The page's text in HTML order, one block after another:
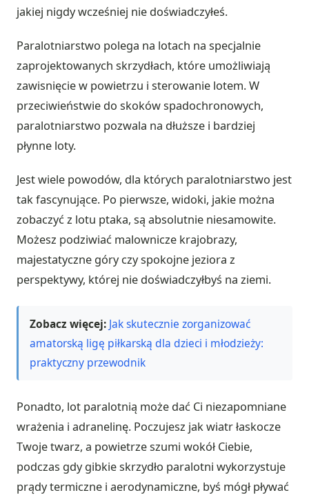
jakiej nigdy wcześniej nie doświadczyłeś.
Paralotniarstwo polega na lotach na specjalnie
zaprojektowanych skrzydłach, które umożliwiają
zawisnięcie w powietrzu i sterowanie lotem. W
przeciwieństwie do skoków spadochronowych,
paralotniarstwo pozwala na dłuższe i bardziej
płynne loty.
Jest wiele powodów, dla których paralotniarstwo jest
tak fascynujące. Po pierwsze, widoki, jakie można
zobaczyć z lotu ptaka, są absolutnie niesamowite.
Możesz podziwiać malownicze krajobrazy,
majestatyczne góry czy spokojne jeziora z
perspektywy, której nie doświadczyłbyś na ziemi.
Zobacz więcej: Jak skutecznie zorganizować
amatorską ligę piłkarską dla dzieci i młodzieży:
praktyczny przewodnik
Ponadto, lot paralotnią może dać Ci niezapomniane
wrażenia i adranelinę. Poczujesz jak wiatr łaskocze
Twoje twarz, a powietrze szumi wokół Ciebie,
podczas gdy gibkie skrzydło paralotni wykorzystuje
prądy termiczne i aerodynamiczne, byś mógł pływać